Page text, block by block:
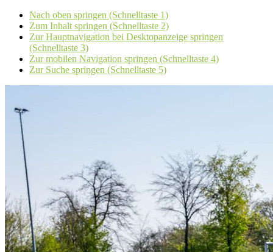
Nach oben springen (Schnelltaste 1)
Zum Inhalt springen (Schnelltaste 2)
Zur Hauptnavigation bei Desktopanzeige springen
(Schnelltaste 3)
Zur mobilen Navigation springen (Schnelltaste 4)
Zur Suche springen (Schnelltaste 5)